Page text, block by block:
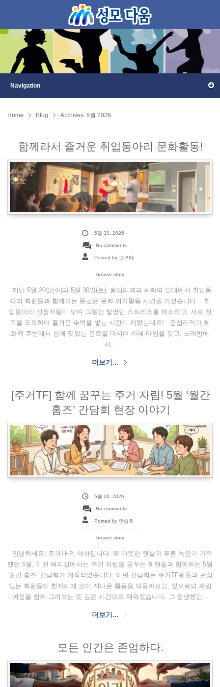
Home Blog Archives: 5월 2026
함께라서 즐거운 취업동아리 문화활동!
5월 30, 2026
No comments
Posted by 고구마
beaver story
지난 5월 20일(수)과 5월 30일(토), 왕십리역과 혜화역 일대에서 취업동
아리 회원들과 함께하는 뜻깊은 문화 여가활동 시간을 가졌습니다. 취
업동아리 신청자들이 모여 그동안 쌓였던 스트레스를 해소하고, 서로 친
목을 도모하며 즐거운 추억을 쌓는 시간이 되었는데요! 왕십리역과 혜
화역 주변에서 함께 맛있는 음료를 마시며 카페 타임을 갖고, 노래방에
서...
더보기...
[주거TF] 함께 꿈꾸는 주거 자립! 5월 ‘월간
홈즈’ 간담회 현장 이야기
5월 26, 2026
No comments
Posted by 안승호
beaver story
안녕하세요! 주거TF의 애쉬입니다. 🌸 따뜻한 햇살과 푸른 녹음이 가득
했던 5월, 기관 해피실에서는 주거 자립을 꿈꾸는 회원들과 함께하는 5월
‘월간 홈즈’ 간담회가 개최되었습니다. 이번 간담회는 주거TF원들과 관심
있는 회원들이 한자리에 모여 지나온 활동을 되돌아보고, 앞으로의 자립
여정을 함께 그려보는 뜻 깊은 시간으로 채워졌습니다. 그 생생했던...
더보기...
모든 인간은 존엄하다.